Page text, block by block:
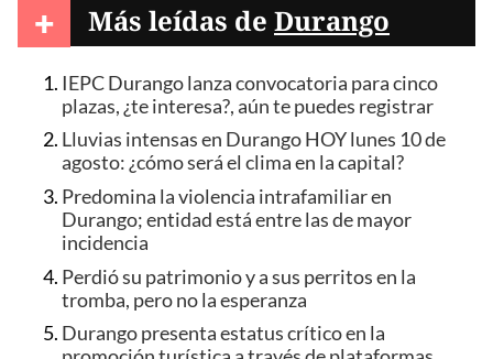
+ Más leídas de Durango
IEPC Durango lanza convocatoria para cinco
plazas, ¿te interesa?, aún te puedes registrar
Lluvias intensas en Durango HOY lunes 10 de
agosto: ¿cómo será el clima en la capital?
Predomina la violencia intrafamiliar en
Durango; entidad está entre las de mayor
incidencia
Perdió su patrimonio y a sus perritos en la
tromba, pero no la esperanza
Durango presenta estatus crítico en la